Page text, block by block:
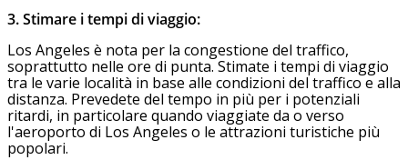
3. Stimare i tempi di viaggio:
Los Angeles è nota per la congestione del traffico,
soprattutto nelle ore di punta. Stimate i tempi di viaggio
tra le varie località in base alle condizioni del traffico e alla
distanza. Prevedete del tempo in più per i potenziali
ritardi, in particolare quando viaggiate da o verso
l'aeroporto di Los Angeles o le attrazioni turistiche più
popolari.